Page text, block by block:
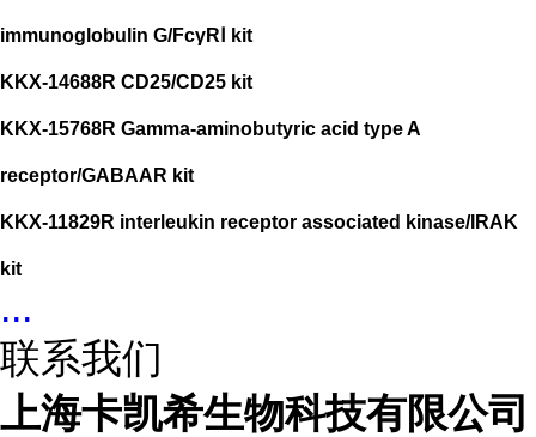
immunoglobulin G/FcγRⅠ kit
KKX-14688R CD25/CD25 kit
KKX-15768R Gamma-aminobutyric acid type A
receptor/GABAAR kit
KKX-11829R interleukin receptor associated kinase/IRAK
kit
...
联系我们
上海卡凯希生物科技有限公司